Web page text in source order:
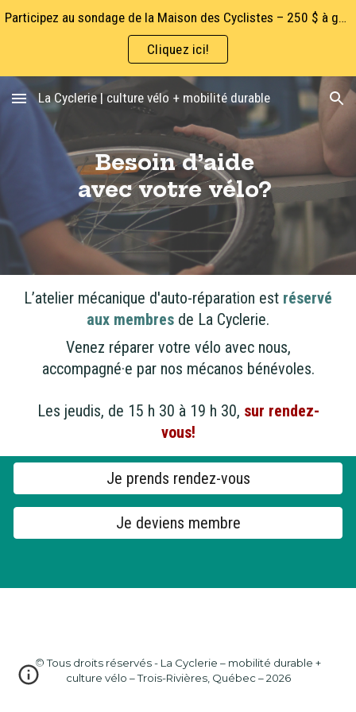
Skip to main content Skip to navigation
Participez au sondage de la Maison des Cyclistes – 250 $ à gagner!
Cliquez ici!
La Cyclerie | culture vélo + mobilité durable
Besoin d’aide
avec votre vélo?
L’atelier mécanique d'auto-réparation est réservé
aux membres de La Cyclerie.
Venez réparer votre vélo avec nous,
accompagné·e par nos mécanos bénévoles.
Les jeudis, de 15 h 30 à 19 h 30, sur rendez-
vous!
Je prends rendez-vous
Je deviens membre
© Tous droits réservés - La Cyclerie – mobilité durable +
culture vélo – Trois-Rivières, Québec – 2026